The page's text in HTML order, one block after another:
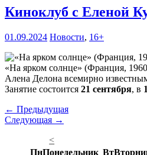
Киноклуб с Еленой
01.09.2024 Новости, 16+
«На ярком солнце» (Франция,
Алена Делона всемирно
Занятие состоится 21 сентября, в
← Предыдущая
Следующая →
<
ПнПонедельник Вт